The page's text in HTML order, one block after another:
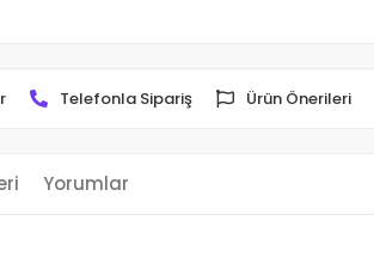
Telefonla Sipariş Ürün Önerileri
Yorumlar